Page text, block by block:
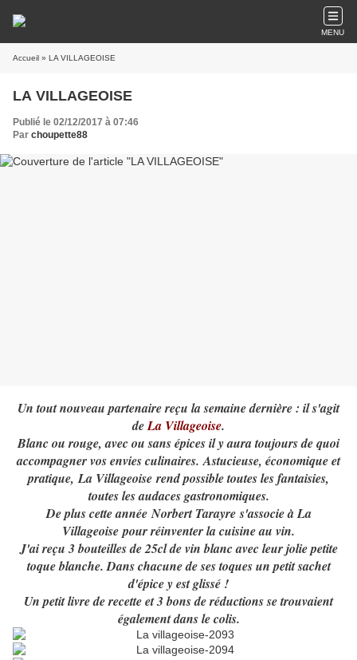
MENU
Accueil » LA VILLAGEOISE
LA VILLAGEOISE
Publié le 02/12/2017 à 07:46
Par choupette88
Un tout nouveau partenaire reçu la semaine dernière : il s'agit
deLa Villageoise.
Blanc ou rouge, avec ou sans épices il y aura toujours de quoi
accompagner vos envies culinaires. Astucieuse, économique et
pratique, La Villageoise rend possible toutes les fantaisies,
toutes les audaces gastronomiques.
De plus cette année Norbert Tarayre s'associe à La
Villageoise pour réinventer la cuisine au vin.
J'ai reçu 3 bouteilles de 25cl de vin blanc avec leur jolie petite
toque blanche. Dans chacune de ses toques un petit sachet
d'épice y est glissé !
Un petit livre de recette et 3 bons de réductions se trouvaient
également dans le colis.